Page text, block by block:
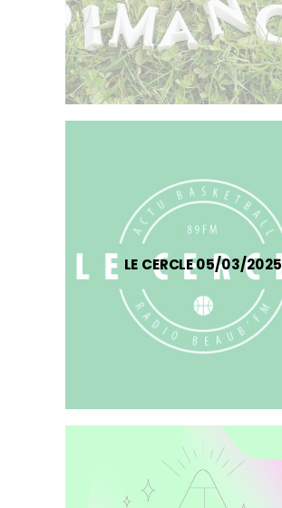
LE CERCLE 05/03/2025